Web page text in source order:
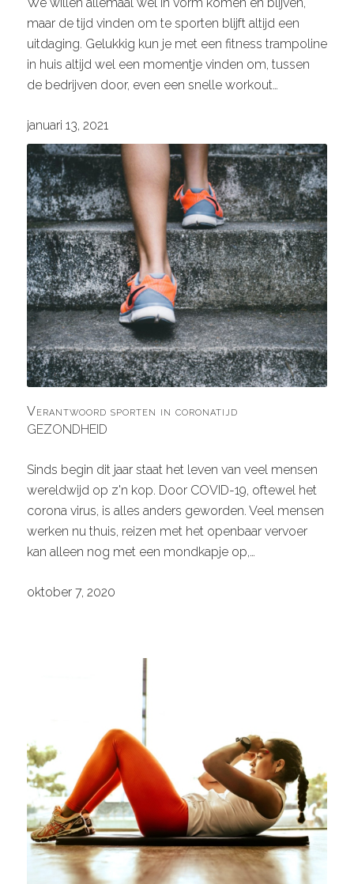
maar de tijd vinden om te sporten blijft altijd een
uitdaging. Gelukkig kun je met een fitness trampoline
in huis altijd wel een momentje vinden om, tussen
de bedrijven door, even een snelle workout…
januari 13, 2021
Verantwoord sporten in coronatijd
GEZONDHEID
Sinds begin dit jaar staat het leven van veel mensen
wereldwijd op z'n kop. Door COVID-19, oftewel het
corona virus, is alles anders geworden. Veel mensen
werken nu thuis, reizen met het openbaar vervoer
kan alleen nog met een mondkapje op,…
oktober 7, 2020